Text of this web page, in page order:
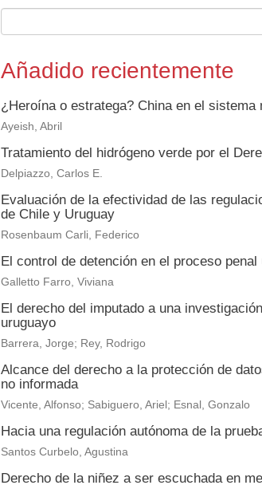
Añadido recientemente
¿Heroína o estratega? China en el
Ayeish, Abril
Tratamiento del hidrógeno verde por el
Delpiazzo, Carlos E.
Evaluación de la efectividad de las
de Chile y Uruguay
Rosenbaum Carli, Federico
El control de detención en el proceso
Galletto Farro, Viviana
El derecho del imputado a una
uruguayo
Barrera, Jorge; Rey, Rodrigo
Alcance del derecho a la protección de
no informada
Vicente, Alfonso; Sabiguero, Ariel; Esnal, Gonzalo
Hacia una regulación autónoma de la
Santos Curbelo, Agustina
Derecho de la niñez a ser escuchada en